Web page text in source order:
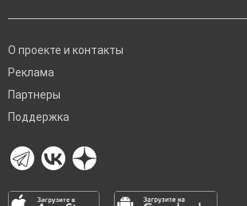
О проекте и контакты
Реклама
Партнеры
Поддержка